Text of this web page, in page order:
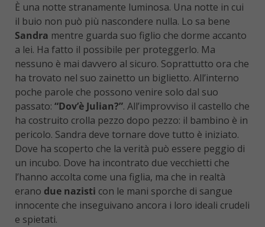
È una notte stranamente luminosa. Una notte in cui
il buio non può più nascondere nulla. Lo sa bene
Sandra mentre guarda suo figlio che dorme accanto
a lei. Ha fatto il possibile per proteggerlo. Ma
nessuno è mai davvero al sicuro. Soprattutto ora che
ha trovato nel suo zainetto un biglietto. All’interno
poche parole che possono venire solo dal suo
passato: “Dov’è Julian?”. All’improvviso il castello che
ha costruito crolla pezzo dopo pezzo: il bambino è in
pericolo. Sandra deve tornare dove tutto è iniziato.
Dove ha scoperto che la verità può essere peggio di
un incubo. Dove ha incontrato due vecchietti che
l’hanno accolta come una figlia, ma che in realtà
erano due nazisti con le mani sporche di sangue
innocente che inseguivano ancora i loro ideali crudeli
e spietati.